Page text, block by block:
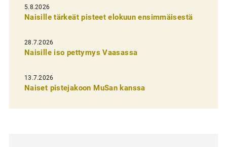
i
e
n
s
e
l
5.8.2026
Naisille tärkeät pisteet elokuun ensimmäisestä
28.7.2026
Naisille iso pettymys Vaasassa
13.7.2026
Naiset pistejakoon MuSan kanssa